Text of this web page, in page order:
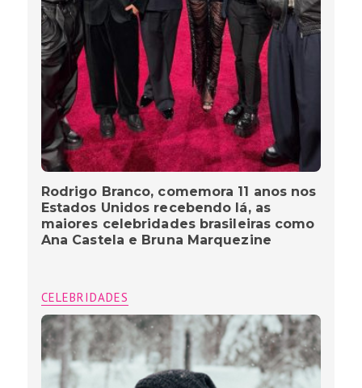
Rodrigo Branco, comemora 11 anos nos
Estados Unidos recebendo lá, as
maiores celebridades brasileiras como
Ana Castela e Bruna Marquezine
CELEBRIDADES